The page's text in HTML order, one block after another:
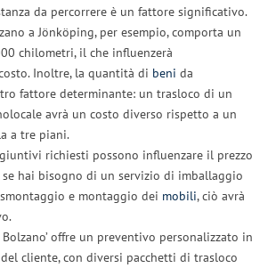
da percorrere è un fattore significativo.
a Jönköping, per esempio, comporta un
chilometri, il che influenzerà
Inoltre, la quantità di beni da
fattore determinante: un trasloco di un
avrà un costo diverso rispetto a un
a tre piani.
richiesti possono influenzare il prezzo
se hai bisogno di un servizio di imballaggio
e montaggio dei mobili, ciò avrà
Bolzano’ offre un preventivo personalizzato in
cliente, con diversi pacchetti di trasloco